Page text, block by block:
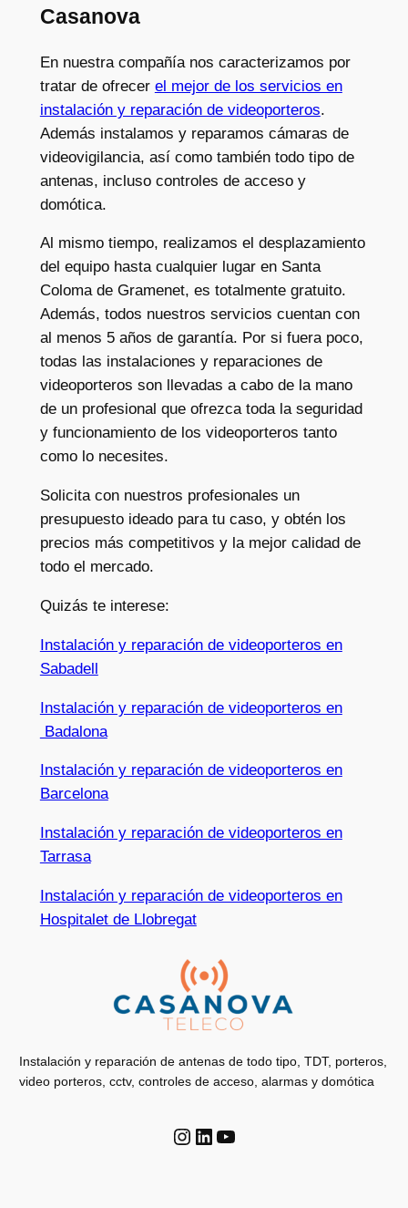
Casanova
En nuestra compañía nos caracterizamos por
tratar de ofrecer el mejor de los servicios en
instalación y reparación de videoporteros.
Además instalamos y reparamos cámaras de
videovigilancia, así como también todo tipo de
antenas, incluso controles de acceso y
domótica.
Al mismo tiempo, realizamos el desplazamiento
del equipo hasta cualquier lugar en Santa
Coloma de Gramenet, es totalmente gratuito.
Además, todos nuestros servicios cuentan con
al menos 5 años de garantía. Por si fuera poco,
todas las instalaciones y reparaciones de
videoporteros son llevadas a cabo de la mano
de un profesional que ofrezca toda la seguridad
y funcionamiento de los videoporteros tanto
como lo necesites.
Solicita con nuestros profesionales un
presupuesto ideado para tu caso, y obtén los
precios más competitivos y la mejor calidad de
todo el mercado.
Quizás te interese:
Instalación y reparación de videoporteros en
Sabadell
Instalación y reparación de videoporteros en
Badalona
Instalación y reparación de videoporteros en
Barcelona
Instalación y reparación de videoporteros en
Tarrasa
Instalación y reparación de videoporteros en
Hospitalet de Llobregat
Instalación y reparación de antenas de todo tipo, TDT, porteros,
video porteros, cctv, controles de acceso, alarmas y domótica
Instagram
LinkedIn
YouTube